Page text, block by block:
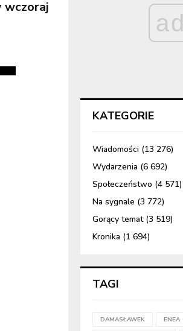
wczoraj
ad
KATEGORIE
Wiadomości (13 276)
Wydarzenia (6 692)
Społeczeństwo (4 571)
Na sygnale (3 772)
Gorący temat(3 519)
Kronika (1 694)
TAGI
DAMASŁAWEK ENEA